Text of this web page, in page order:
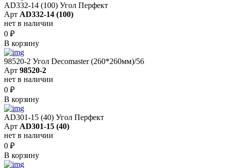
AD332-14 (100) Угол Перфект
Арт AD332-14 (100)
нет в наличии
0 ₽
В корзину
98520-2 Угол Decomaster (260*260мм)/56
Арт 98520-2
нет в наличии
0 ₽
В корзину
AD301-15 (40) Угол Перфект
Арт AD301-15 (40)
нет в наличии
0 ₽
В корзину